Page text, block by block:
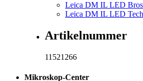
Leica DM IL LED
Leica DM IL LED
Artikelnummer
11521266
Mikroskop-Center